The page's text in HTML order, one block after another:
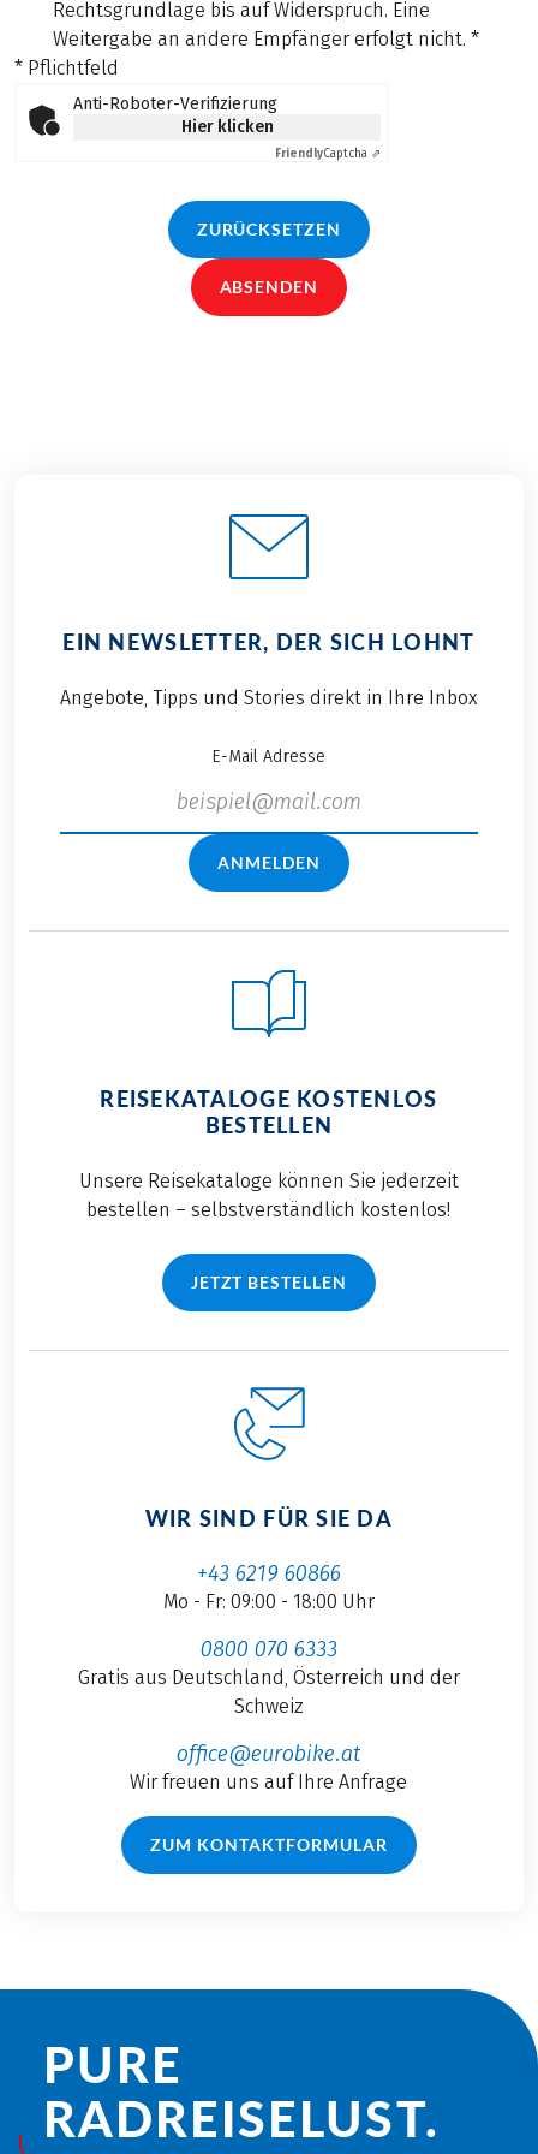
Rechtsgrundlage bis auf Widerspruch. Eine
Weitergabe an andere Empfänger erfolgt nicht. *
* Pflichtfeld
Anti-Roboter-Verifizierung
Hier klicken
FriendlyCaptcha ⇗
ZURÜCKSETZEN
ABSENDEN
EIN NEWSLETTER, DER SICH LOHNT
Angebote, Tipps und Stories direkt in Ihre Inbox
E-Mail Adresse
ANMELDEN
REISEKATALOGE KOSTENLOS
BESTELLEN
Unsere Reisekataloge können Sie jederzeit
bestellen – selbstverständlich kostenlos!
JETZT BESTELLEN
WIR SIND FÜR SIE DA
+43 6219 60866
Mo - Fr: 09:00 - 18:00 Uhr
0800 070 6333
Gratis aus Deutschland, Österreich und der
Schweiz
office@eurobike.at
Wir freuen uns auf Ihre Anfrage
ZUM KONTAKTFORMULAR
PURE
RADREISE­LUST.